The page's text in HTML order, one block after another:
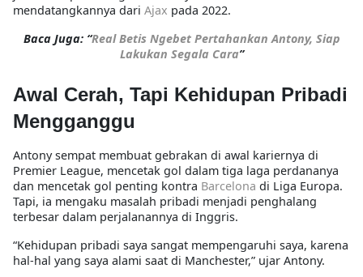
mendatangkannya dari Ajax pada 2022.
Baca Juga: “Real Betis Ngebet Pertahankan Antony, Siap
Lakukan Segala Cara”
Awal Cerah, Tapi Kehidupan Pribadi
Mengganggu
Antony sempat membuat gebrakan di awal kariernya di
Premier League, mencetak gol dalam tiga laga perdananya
dan mencetak gol penting kontra Barcelona di Liga Europa.
Tapi, ia mengaku masalah pribadi menjadi penghalang
terbesar dalam perjalanannya di Inggris.
“Kehidupan pribadi saya sangat mempengaruhi saya, karena
hal-hal yang saya alami saat di Manchester,” ujar Antony.